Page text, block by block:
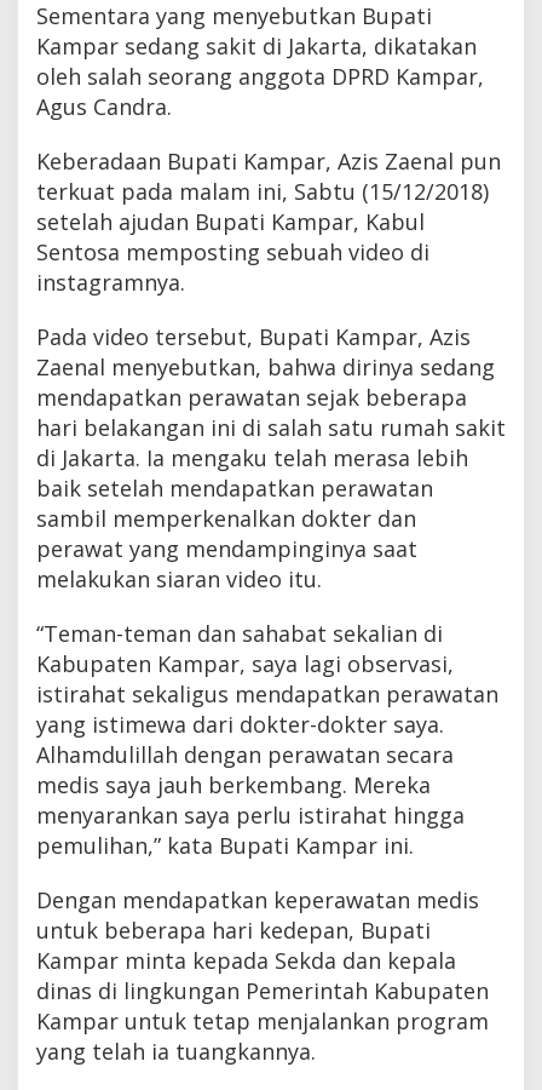
a
K
o
B
a
j
Sementara yang menyebutkan Bupati
Kampar sedang sakit di Jakarta, dikatakan
oleh salah seorang anggota DPRD Kampar,
Agus Candra.
Keberadaan Bupati Kampar, Azis Zaenal pun
terkuat pada malam ini, Sabtu (15/12/2018)
setelah ajudan Bupati Kampar, Kabul
Sentosa memposting sebuah video di
instagramnya.
Pada video tersebut, Bupati Kampar, Azis
Zaenal menyebutkan, bahwa dirinya sedang
mendapatkan perawatan sejak beberapa
hari belakangan ini di salah satu rumah sakit
di Jakarta. Ia mengaku telah merasa lebih
baik setelah mendapatkan perawatan
sambil memperkenalkan dokter dan
perawat yang mendampinginya saat
melakukan siaran video itu.
“Teman-teman dan sahabat sekalian di
Kabupaten Kampar, saya lagi observasi,
istirahat sekaligus mendapatkan perawatan
yang istimewa dari dokter-dokter saya.
Alhamdulillah dengan perawatan secara
medis saya jauh berkembang. Mereka
menyarankan saya perlu istirahat hingga
pemulihan,” kata Bupati Kampar ini.
Dengan mendapatkan keperawatan medis
untuk beberapa hari kedepan, Bupati
Kampar minta kepada Sekda dan kepala
dinas di lingkungan Pemerintah Kabupaten
Kampar untuk tetap menjalankan program
yang telah ia tuangkannya.